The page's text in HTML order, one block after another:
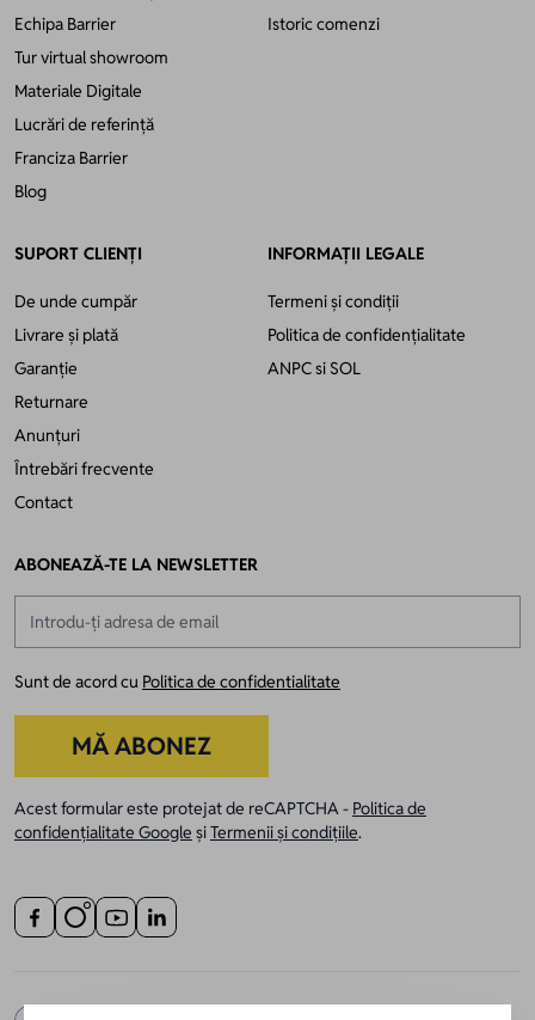
Echipa Barrier
Tur virtual showroom
Materiale Digitale
Lucrări de referință
Franciza Barrier
Blog
Istoric comenzi
SUPORT CLIENȚI
De unde cumpăr
Livrare și plată
Garanție
Returnare
Anunțuri
Întrebări frecvente
Contact
INFORMAȚII LEGALE
Termeni și condiții
Politica de confidențialitate
ANPCsi SOL
ABONEAZĂ-TE LA NEWSLETTER
Sunt de acord cu Politica de confidentialitate
MĂ ABONEZ
Acest formular este protejat de reCAPTCHA - Politica de
confidențialitate Google șiTermenii și condițiile.